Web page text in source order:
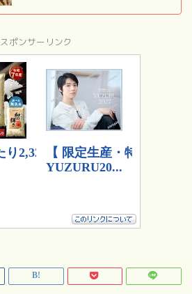
スポンサーリンク